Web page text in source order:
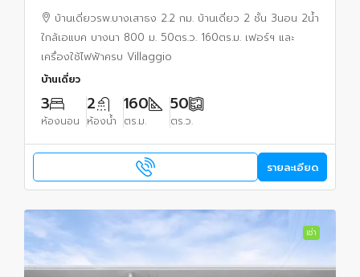
ใกล้เอแบค บางนา 800 ม.50ตร.ว.160ตร.ม.
บ้านเดี่ยวรพ.บางเสาธง 2.2 กม. บ้านเดี่ยว 2 ชั้น 3นอน 2น้ำ
ใกล้เอแบค บางนา 800 ม. 50ตร.ว. 160ตร.ม. เฟอร์ฯ และ
เครื่องใช้ไฟฟ้าครบ Villaggio
บ้านเดี่ยว
3
ห้องนอน
2
ห้องน้ำ
160
ตร.ม.
50
ตร.ว.
รายละเอียด
เช่า